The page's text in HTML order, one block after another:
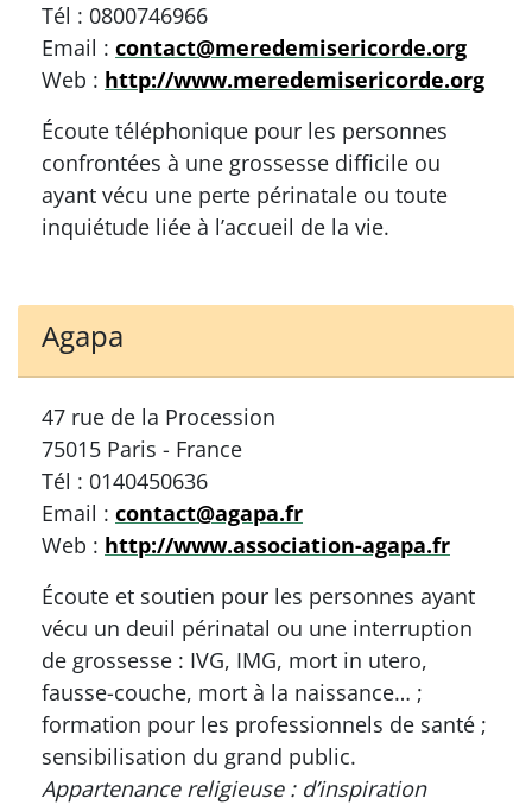
Tél : 0800746966
Email : contact@meredemisericorde.org
Web : http://www.meredemisericorde.org
Écoute téléphonique pour les personnes
confrontées à une grossesse difficile ou
ayant vécu une perte périnatale ou toute
inquiétude liée à l’accueil de la vie.
Agapa
47 rue de la Procession
75015 Paris - France
Tél : 0140450636
Email : contact@agapa.fr
Web : http://www.association-agapa.fr
Écoute et soutien pour les personnes ayant
vécu un deuil périnatal ou une interruption
de grossesse : IVG, IMG, mort in utero,
fausse-couche, mort à la naissance… ;
formation pour les professionnels de santé ;
sensibilisation du grand public.
Appartenance religieuse : d’inspiration